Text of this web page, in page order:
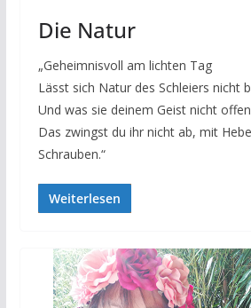
Die Natur
„Geheimnisvoll am lichten Tag
Lässt sich Natur des Schleiers nicht
Und was sie deinem Geist nicht
Das zwingst du ihr nicht ab, mit
Schrauben.“
Weiterlesen